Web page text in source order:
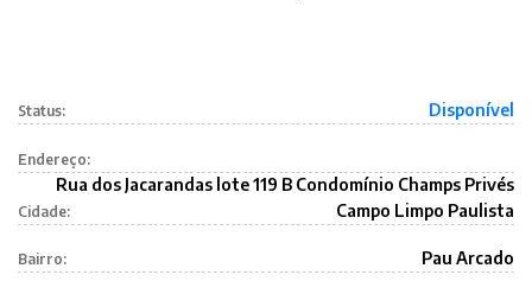
Status: Disponível
Endereço:
Rua dos Jacarandas lote 119 B Condomínio Champs Privés
Cidade: Campo Limpo Paulista
Bairro: Pau Arcado